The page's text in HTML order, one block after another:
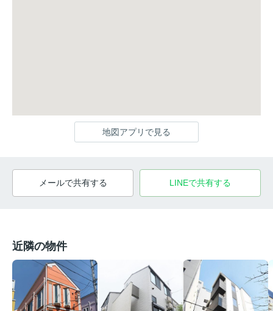
地図アプリで見る
メールで共有する LINEで共有する
近隣の物件